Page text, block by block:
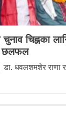
चिह्नका
छलफल
धवलशमशेर राणा र